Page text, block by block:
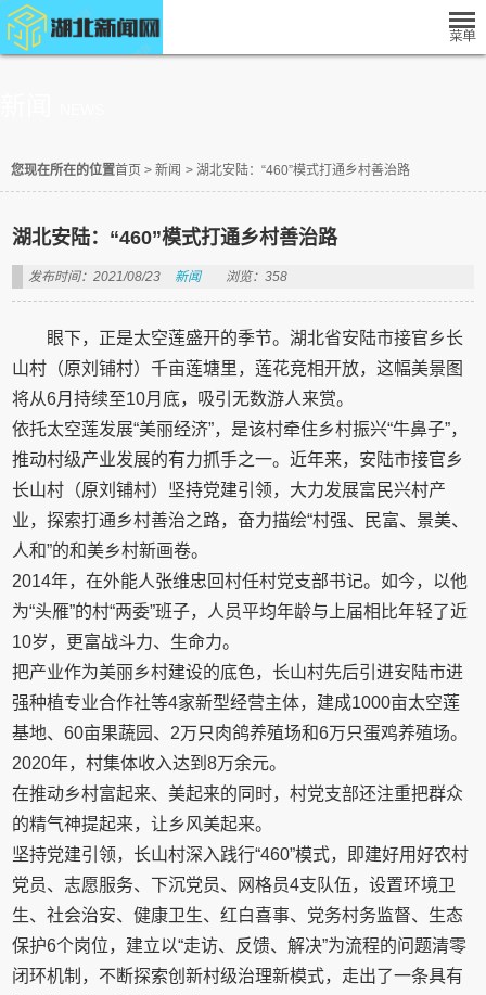
您现在所在的位置首页 > 新闻 > 湖北安陆：“460”模式打通乡村善治路
湖北安陆：“460”模式打通乡村善治路
发布时间：2021/08/23 新闻 浏览：358
眼下，正是太空莲盛开的季节。湖北省安陆市接官乡长
山村（原刘铺村）千亩莲塘里，莲花竞相开放，这幅美景图
将从6月持续至10月底，吸引无数游人来赏。
依托太空莲发展“美丽经济”，是该村牵住乡村振兴“牛鼻子”，
推动村级产业发展的有力抓手之一。近年来，安陆市接官乡
长山村（原刘铺村）坚持党建引领，大力发展富民兴村产
业，探索打通乡村善治之路，奋力描绘“村强、民富、景美、
人和”的和美乡村新画卷。
2014年，在外能人张维忠回村任村党支部书记。如今，以他
为“头雁”的村“两委”班子，人员平均年龄与上届相比年轻了近
10岁，更富战斗力、生命力。
把产业作为美丽乡村建设的底色，长山村先后引进安陆市进
强种植专业合作社等4家新型经营主体，建成1000亩太空莲
基地、60亩果蔬园、2万只肉鸽养殖场和6万只蛋鸡养殖场。
2020年，村集体收入达到8万余元。
在推动乡村富起来、美起来的同时，村党支部还注重把群众
的精气神提起来，让乡风美起来。
坚持党建引领，长山村深入践行“460”模式，即建好用好农村
党员、志愿服务、下沉党员、网格员4支队伍，设置环境卫
生、社会治安、健康卫生、红白喜事、党务村务监督、生态
保护6个岗位，建立以“走访、反馈、解决”为流程的问题清零
闭环机制，不断探索创新村级治理新模式，走出了一条具有